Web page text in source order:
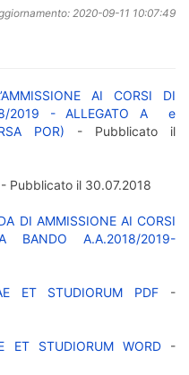
2020-09-11 10:07:49
AI CORSI DI
2019 - ALLEGATO A e
POR) - Pubblicato il
- Pubblicato il 30.07.2018
DI AMMISSIONE AI CORSI
BANDO A.A.2018/2019-
ET STUDIORUM PDF -
ET STUDIORUM WORD-